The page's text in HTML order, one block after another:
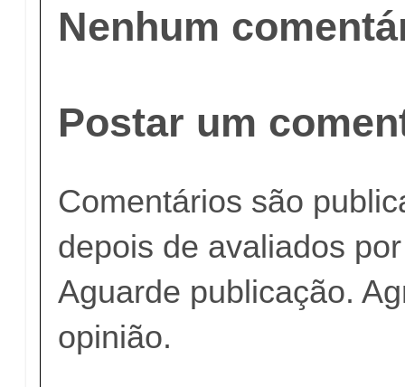
Nenhum
Postar um
Comentários são
depois de avaliados
Aguarde publicação.
opinião.